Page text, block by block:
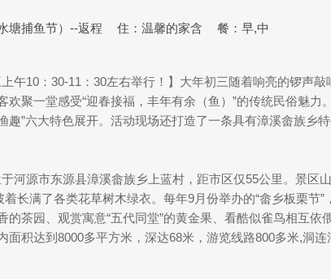
塘捕鱼节）--返程 住：温馨的家含 餐：早,中
午10：30-11：30左右举行！】大年初三随着响亮的锣声
聚一堂感受“迎春接福，丰年有余（鱼）”的传统民俗魅力
”六大特色展开。活动现场还打造了一条具有漳溪畲族乡
河源市东源县漳溪畲族乡上蓝村，距市区仅55公里。景区
长满了各类花草树木绿衣。每年9月份举办的“畲乡板栗节
茶园、观赏寓意“五代同堂”的黄金果、看酷似雀鸟相互依
积达到8000多平方米，深达68米，游览线路800多米,洞